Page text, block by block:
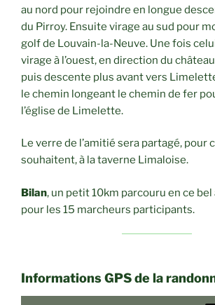
au nord pour rejoindre en longue
du Pirroy. Ensuite virage au sud pour
golf de Louvain-la-Neuve. Une fois
virage à l’ouest, en direction du
puis descente plus avant vers
le chemin longeant le chemin de fer
l’église de Limelette.
Le verre de l’amitié sera partagé, pour
souhaitent, à la taverne Limaloise.
Bilan, un petit 10km parcouru en ce
pour les 15 marcheurs participants.
Informations GPS de la